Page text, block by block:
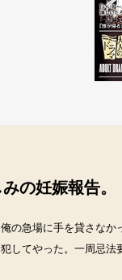
の妊娠報告。
の急場に手を貸さな
してやった。一周忌法